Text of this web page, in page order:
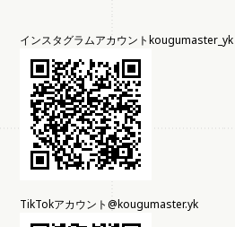
インスタグラムアカウントkougumaster_yk
TikTokアカウント@kougumaster.yk